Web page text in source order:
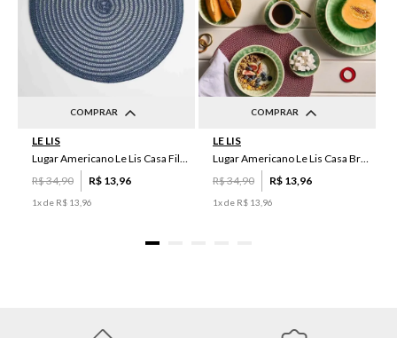
COMPRAR
LE LIS
Lugar Americano Le Lis Casa Filipa
R$34,90 R$ 13 96
1x de R$ 13 96
COMPRAR
LE LIS
Lugar Americano Le Lis Casa Brenda
R$34,90 R$ 13 96
1x de R$ 13 96